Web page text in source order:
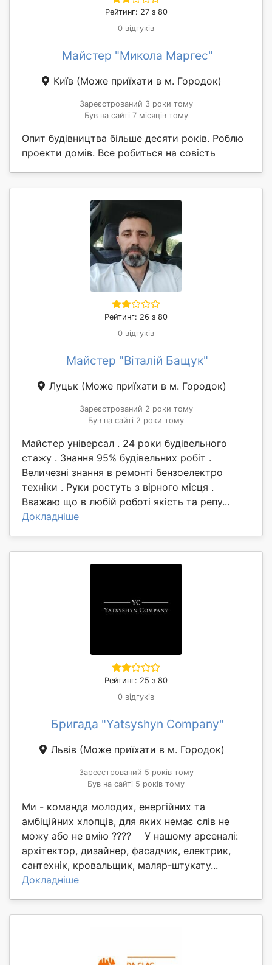
Рейтинг: 27 з 80
0 відгуків
Майстер "Микола Маргес"
Київ (Може приїхати в м. Городок)
Зареєстрований 3 роки тому
Був на сайті 7 місяців тому
Опит будівництва більше десяти років. Роблю
проекти домів. Все робиться на совість
Рейтинг: 26 з 80
0 відгуків
Майстер "Віталій Бащук"
Луцьк (Може приїхати в м. Городок)
Зареєстрований 2 роки тому
Був на сайті 2 роки тому
Майстер універсал . 24 роки будівельного
стажу . Знання 95% будівельних робіт .
Величезні знання в ремонті бензоелектро
техніки . Руки ростуть з вірного місця .
Вважаю що в любій роботі якість та репу...
Докладніше
Рейтинг: 25 з 80
0 відгуків
Бригада "Yatsyshyn Company"
Львів (Може приїхати в м. Городок)
Зареєстрований 5 років тому
Був на сайті 5 років тому
Ми - команда молодих, енергійних та
амбіційних хлопців, для яких немає слів не
можу або не вмію ???? ⠀ У нашому арсеналі:
архітектор, дизайнер, фасадчик, електрик,
сантехнік, кровальщик, маляр-штукату...
Докладніше